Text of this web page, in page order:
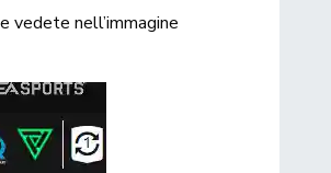
vedete nell’immagine